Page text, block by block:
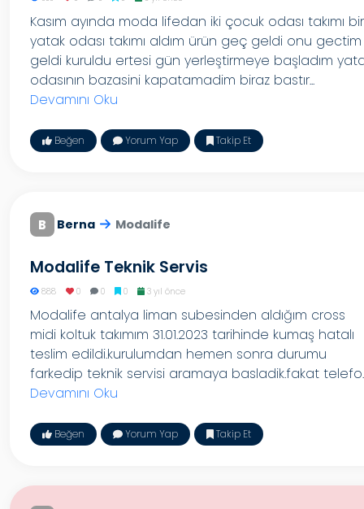
Kasım ayında moda lifedan iki çocuk odası takımı bir
yatak odası takımı aldım ürün geç geldi onu gectim
geldi kuruldu ertesi gün yerleştirmeye başladım
odasının bazasini kapatamadim biraz bastır...
Devamını Oku
Beğen Yorum Yap Takip Et
B Berna Modalife
Modalife Teknik Servis
888 0 0 0 3 yıl önce
Modalife antalya liman subesinden aldığım cross
midi koltuk takımım 31.01.2023 tarihinde kumaş hatalı
teslim edildi.kurulumdan hemen sonra durumu
farkedip teknik servisi aramaya basladik.fakat
Devamını Oku
Beğen Yorum Yap Takip Et